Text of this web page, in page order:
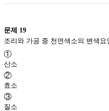
문제 19
조리와 가공 중 천연색소의 변색
①
산소
②
효소
③
질소